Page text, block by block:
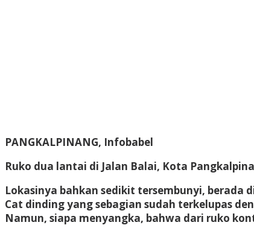
PANGKALPINANG, Infobabel
Ruko dua lantai di Jalan Balai, Kota
Lokasinya bahkan sedikit tersembunyi, berada
Cat dinding yang sebagian sudah terkelupas
Namun, siapa menyangka, bahwa dari ruko